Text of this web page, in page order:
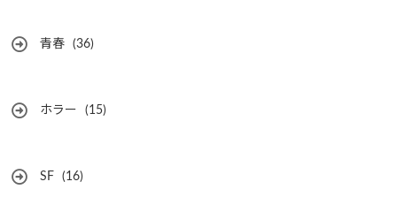
青春 (36)
ホラー (15)
SF (16)